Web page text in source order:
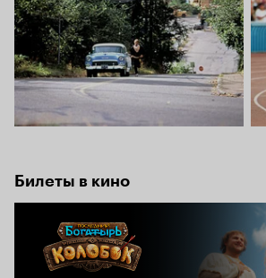
Билеты в кино